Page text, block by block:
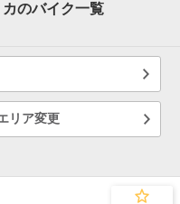
のバイク一覧
リア変更